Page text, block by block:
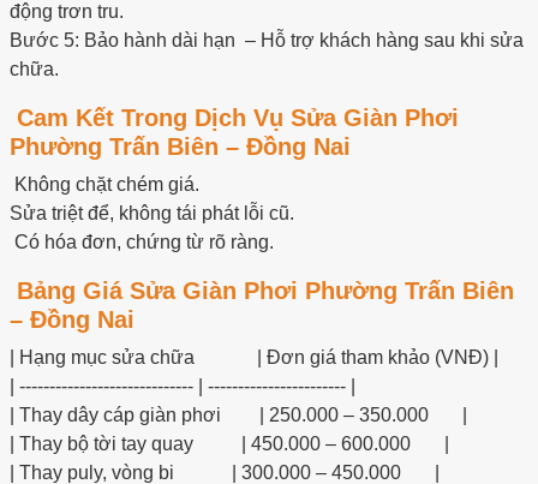
động trơn tru.
Bước 5: Bảo hành dài hạn – Hỗ trợ khách hàng sau khi sửa
chữa.
Cam Kết Trong Dịch Vụ Sửa Giàn Phơi
Phường Trấn Biên – Đồng Nai
Không chặt chém giá.
Sửa triệt để, không tái phát lỗi cũ.
Có hóa đơn, chứng từ rõ ràng.
Bảng Giá Sửa Giàn Phơi Phường Trấn Biên
– Đồng Nai
| Hạng mục sửa chữa | Đơn giá tham khảo (VNĐ) |
| ----------------------------- | ----------------------- |
| Thay dây cáp giàn phơi | 250.000 – 350.000 |
| Thay bộ tời tay quay | 450.000 – 600.000 |
| Thay puly, vòng bi | 300.000 – 450.000 |